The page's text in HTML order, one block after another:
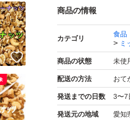
します！)
《コメント》
アメリカ産ノンパ
るみの2種ミックス
3種ミックスナッツ
アーモンドをいっぱ
商品の情報
カテゴリ
食品
ミ
商品の状態 未使
配送の方法 おて
発送までの日数 3〜7
発送元の地域 愛知
いいね！